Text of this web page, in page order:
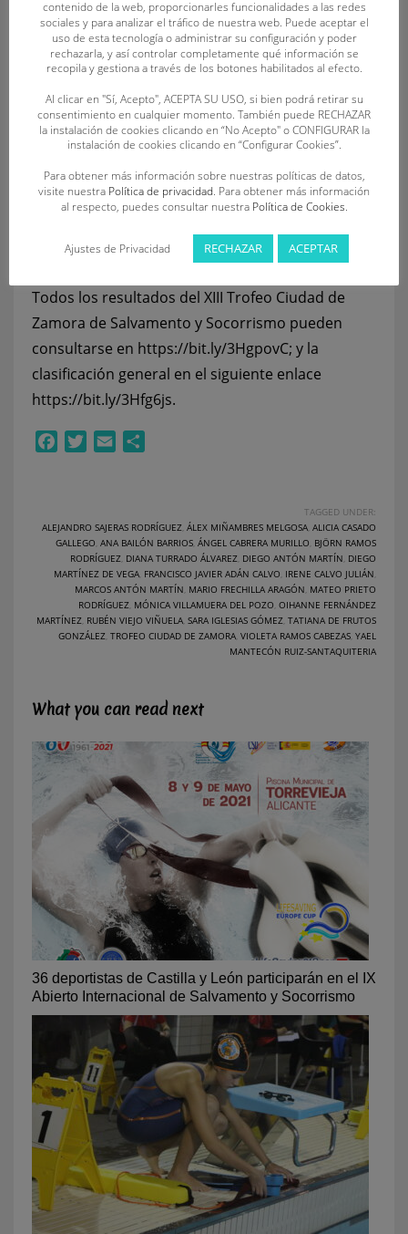
Por su parte, los ganadores de la prueba ocean
fueron, en categoría juvenil, Ana Bailón Barrios
(C.D.S. Dragones) y Diego Martínez de Vega (C.D.
Unión Esgueva SOSVA), en la categoría junior,
Diana Turrado Álvarez (C.D. SOS La Bañeza) y
Marcos Antón Martín (C.D.S. Dragones), en la
absoluta, Sara Iglesias Gómez y Diego Antón
Martín (ambos del C.D.S. Dragones), y en la
máster, los deportistas Mónica Villamuera del
Pozo (C.D.S. Dragones) y Francisco Javier Adán
Todos los resultados del XIII Trofeo Ciudad de
Zamora de Salvamento y Socorrismo pueden
consultarse en https://bit.ly/3HgpovC; y la
clasificación general en el siguiente enlace
https://bit.ly/3Hfg6js.
FacebookTwitterEmail
TAGGED UNDER:
ALEJANDRO SAJERAS RODRÍGUEZ, ÁLEX MIÑAMBRES MELGOSA, ALICIA CASADO
GALLEGO, ANA BAILÓN BARRIOS, ÁNGEL CABRERA MURILLO, BJÖRN RAMOS
RODRÍGUEZ, DIANA TURRADO ÁLVAREZ, DIEGO ANTÓN MARTÍN, DIEGO
MARTÍNEZ DE VEGA, FRANCISCO JAVIER ADÁN CALVO, IRENE CALVO JULIÁN,
MARCOS ANTÓN MARTÍN, MARIO FRECHILLA ARAGÓN, MATEO PRIETO
RODRÍGUEZ, MÓNICA VILLAMUERA DEL POZO, OIHANNE FERNÁNDEZ
MARTÍNEZ, RUBÉN VIEJO VIÑUELA, SARA IGLESIAS GÓMEZ, TATIANA DE FRUTOS
GONZÁLEZ, TROFEO CIUDAD DE ZAMORA, VIOLETA RAMOS CABEZAS, YAEL
MANTECÓN RUIZ-SANTAQUITERIA
What you can read next
36 deportistas de Castilla y León participarán en el IX
Abierto Internacional de Salvamento y Socorrismo
contenido de la web, proporcionarles funcionalidades a las redes
sociales y para analizar el tráfico de nuestra web. Puede aceptar el
uso de esta tecnología o administrar su configuración y poder
rechazarla, y así controlar completamente qué información se
recopila y gestiona a través de los botones habilitados al efecto.
Al clicar en "Sí, Acepto", ACEPTA SU USO, si bien podrá retirar su
consentimiento en cualquier momento. También puede RECHAZAR
la instalación de cookies clicando en “No Acepto" o CONFIGURAR la
instalación de cookies clicando en “Configurar Cookies”.
Para obtener más información sobre nuestras políticas de datos,
visite nuestra Política de privacidad. Para obtener más información
al respecto, puedes consultar nuestra Política de Cookies.
Ajustes de Privacidad RECHAZAR ACEPTAR